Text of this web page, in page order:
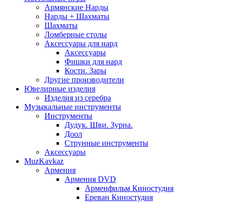
Армянские Нарды
Нарды + Шахматы
Шахматы
Ломберные столы
Аксессуары для нард
Аксессуары
Фишки для нард
Кости. Зары
Другие производители
Ювелирные изделия
Изделия из серебра
Музыкальные инструменты
Инструменты
Дудук. Шви. Зурна.
Доол
Струнные инструменты
Аксессуары
MuzKavkaz
Армения
Армения DVD
Арменфильм Киностудия
Ереван Киностудия